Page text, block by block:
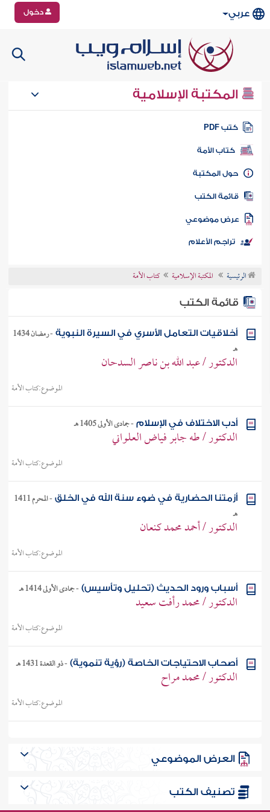
عربي دخول
المكتبة الإسلامية
كتب PDF
كتاب الأمة
المكتبة
الكتب
موضوعي
تراجم الأعلام
الرئيسية المكتبة الإسلامية كتاب الأمة
قائمة الكتب
أخلاقيات التعامل الأسري في السيرة النبوية -
رمضان 1434
هـ
الدكتور / عبد الله بن ناصر السدحان
الموضوع:كتاب الأمة
أدب الاختلاف في الإسلام -جمادى الأولى 1405 هـ
الدكتور / طه جابر فياض العلواني
الموضوع:كتاب الأمة
أزمتنا الحضارية في ضوء سنة الله في الخلق -
المحرم 1411
هـ
الدكتور / أحمد محمد كنعان
الموضوع:كتاب الأمة
أسباب ورود الحديث (تحليل وتأسيس) -جمادى الأولى 1414 هـ
الدكتور / محمد رأفت سعيد
الموضوع:كتاب الأمة
أصحاب الاحتياجات الخاصة (رؤية تنموية) -ذو القعدة 1431 هـ
الدكتور / محمد مراح
الموضوع:كتاب الأمة
تيمية)
-رمضان 1417 هـ
الدكتور / أحمد بن عبد العزيز الحليبي
كتاب الأمة
العرض الموضوعي
تصنيف الكتب